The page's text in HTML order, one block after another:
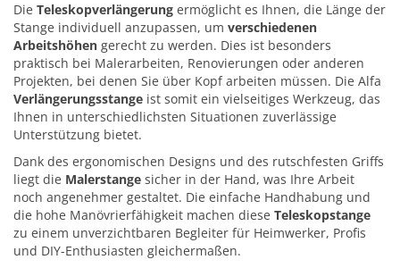
Die Teleskopverlängerung ermöglicht es Ihnen, die Länge der
Stange individuell anzupassen, um verschiedenen
Arbeitshöhen gerecht zu werden. Dies ist besonders
praktisch bei Malerarbeiten, Renovierungen oder anderen
Projekten, bei denen Sie über Kopf arbeiten müssen. Die Alfa
Verlängerungsstange ist somit ein vielseitiges Werkzeug, das
Ihnen in unterschiedlichsten Situationen zuverlässige
Unterstützung bietet.
Dank des ergonomischen Designs und des rutschfesten Griffs
liegt die Malerstange sicher in der Hand, was Ihre Arbeit
noch angenehmer gestaltet. Die einfache Handhabung und
die hohe Manövrierfähigkeit machen diese Teleskopstange
zu einem unverzichtbaren Begleiter für Heimwerker, Profis
und DIY-Enthusiasten gleichermaßen.